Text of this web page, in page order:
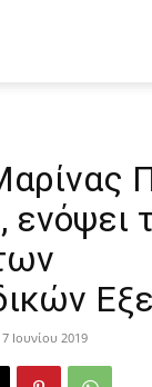
ενόψει
7 Ιουνίου 2019